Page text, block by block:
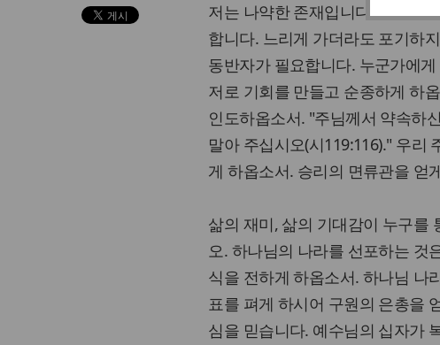
저는 나약한 존재입니다. 더 이상
합니다. 느리게 가더라도 포기하
동반자가 필요합니다. 누군가에
저로 기회를 만들고 순종하게 하
인도하옵소서. "주님께서 약속하
말아 주십시오(시119:116)." 우리
게 하옵소서. 승리의 면류관을 얻
삶의 재미, 삶의 기대감이 누구를
오. 하나님의 나라를 선포하는 것
식을 전하게 하옵소서. 하나님 나
표를 펴게 하시어 구원의 은총을
심을 믿습니다. 예수님의 십자가